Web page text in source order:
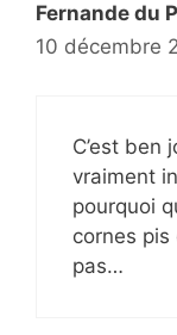
Fernande du
10 décembre
C’est ben
vraiment
pourquoi
cornes pis
pas…